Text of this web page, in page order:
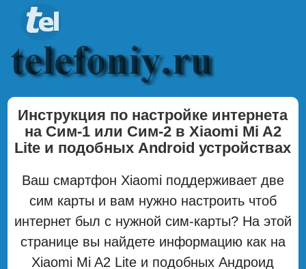
Инструкция по настройке интернета
на Сим-1 или Сим-2 в Xiaomi Mi A2
Lite и подобных Android устройствах
Ваш смартфон Xiaomi поддерживает две
сим карты и вам нужно настроить чтоб
интернет был с нужной сим-карты? На этой
странице вы найдете информацию как на
Xiaomi Mi A2 Lite и подобных Андроид